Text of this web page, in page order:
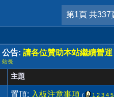
第1頁 共337
公告: 請各位贊助本站繼續營運
站長
主題
置頂: 入板注意事項 ( 1 2 3 4 5